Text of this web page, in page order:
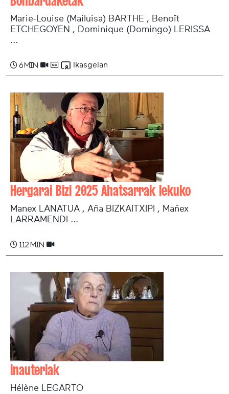
Marie-Louise (Mailuisa) BARTHE , Benoît
ETCHEGOYEN , Dominique (Domingo) LERISSA
...
6 min Ikasgelan
Hergarai Bizi 2025 Ahatsarrak lekuko
Manex LANATUA , Aña BIZKAITXIPI , Mañex
LARRAMENDI ...
112 min
Inauteriak
Hélène LEGARTO